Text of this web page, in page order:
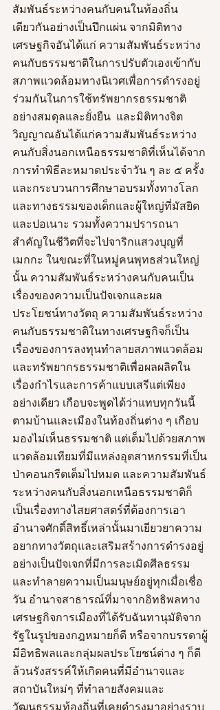
สัมพันธ์ระหว่างคนกับคนในท้องถิ่น
เดียวกันอย่างเป็นปึกแผ่น จากมิติทาง
เศรษฐกิจอันได้แก่ ความสัมพันธ์ระหว่าง
คนกับธรรมชาติในการปรับตัวเองเข้ากับ
สภาพแวดล้อมทางนิเวศเพื่อการดำรงอยู่
ร่วมกันในการใช้ทรัพยากรธรรมชาติ
อย่างสมดุลและยั่งยืน  และมิติทางจิต
วิญญาณอันได้แก่ความสัมพันธ์ระหว่าง
คนกับสิ่งนอกเหนือธรรมชาติที่เห็นได้จาก
การทำพิธีละหมาดประจำวัน ๆ ละ ๕ ครั้ง
และกระบวนการศึกษาอบรมทั้งทางโลก
และทางธรรมของเด็กและผู้ใหญ่ที่มัสยิด
และปอเนาะ รวมทั้งความปรารถนา
สำคัญในชีวิตที่จะไปจาริกแสวงบุญที่
เมกกะ ในขณะที่ในหมู่คนพุทธส่วนใหญ่
นั้น ความสัมพันธ์ระหว่างคนกับคนเป็น
เรื่องของความเป็นปัจเจกและผล
ประโยชน์ทางวัตถุ ความสัมพันธ์ระหว่าง
คนกับธรรมชาติในทางเศรษฐกิจก็เป็น
เรื่องของการลงทุนทำลายสภาพแวดล้อม
และทรัพยากรธรรมชาติเพื่อผลผลิตใน
เรื่องกำไรและการค้าแบบเสรีแต่เพียง
อย่างเดียว เกือบจะพูดได้ว่าแทบทุกวันนี้
ตามบ้านและเมืองในท้องถิ่นต่าง ๆ เกือบ
มองไม่เห็นธรรมชาติ แต่เต็มไปด้วยสภาพ
แวดล้อมเทียมที่มีแหล่งอุตสาหกรรมที่เป็น
ป่าคอนกรีตเต็มไปหมด และความสัมพันธ์
ระหว่างคนกับสิ่งนอกเหนือธรรมชาติก็
เป็นเรื่องทางไสยศาสตร์ที่ต้องการเอา
อำนาจศักดิ์สิทธิ์เหล่านั้นมาเยียวยาความ
อยากทางวัตถุและเสริมสร้างการดำรงอยู่
อย่างเป็นปัจเจกที่มีการละเมิดศีลธรรม
และทำลายความเป็นมนุษย์อยู่ทุกเมื่อเชื่อ
วัน อำนาจสาธารณ์ที่มาจากอิทธิพลทาง
เศรษฐกิจการเมืองที่ได้รับฉันทานุมัติจาก
รัฐในรูปของกฎหมายก็ดี หรือจากบรรดาผู้
มีอิทธิพลและกลุ่มผลประโยชน์ต่าง ๆ ก็ดี
ล้วนรังสรรค์ให้เกิดคนที่มีอำนาจและ
สถาบันใหม่ๆ ที่ทำลายสังคมและ
วัฒนธรรมท้องถิ่นที่เคยดำรงมาอย่างราบ